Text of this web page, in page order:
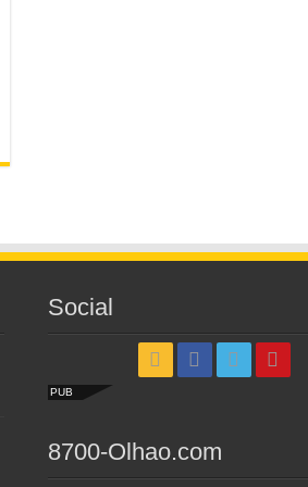
Social
PUB
8700-Olhao.com